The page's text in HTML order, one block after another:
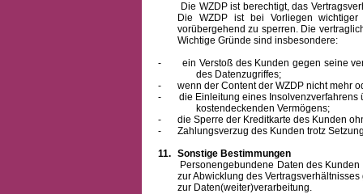
Die WZDP ist berechtigt, das
Die WZDP ist bei Vorliegen
vorübergehend zu sperren. Die
Wichtige Gründe sind insbesondere:
-
ein Verstoß des Kunden gegen seine
des Datenzugriffes;
-
wenn der Content der WZDP nicht mehr
-
die Einleitung eines
kostendeckenden Vermögens;
-
die Sperre der Kreditkarte des Kunden
-
Zahlungsverzug des Kunden trotz
11. Sonstige Bestimmungen
Personengebundene Daten des Kunden
zur Abwicklung des
zur Daten(weiter)verarbeitung.